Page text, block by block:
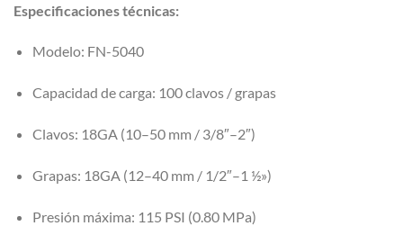
Especificaciones técnicas:
Modelo: FN-5040
Capacidad de carga: 100 clavos / grapas
Clavos: 18GA (10–50 mm / 3/8″–2″)
Grapas: 18GA (12–40 mm / 1/2″–1 ½»)
Presión máxima: 115 PSI (0.80 MPa)